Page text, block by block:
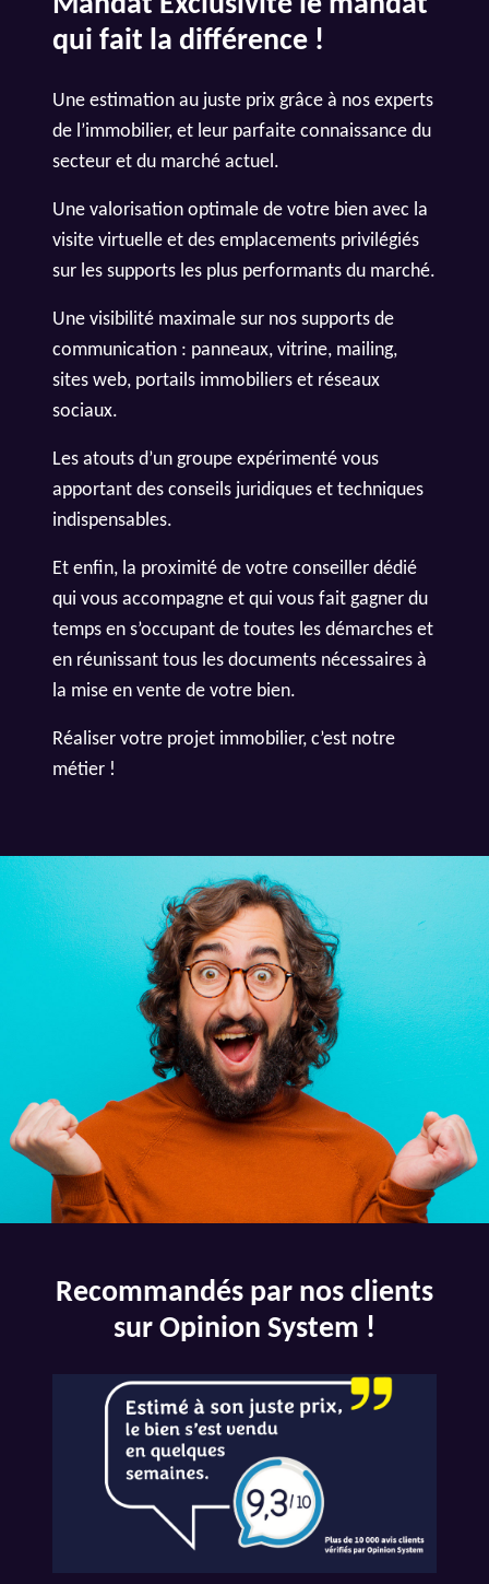
qui fait la différence !
Une estimation au juste prix grâce à nos experts
de l’immobilier, et leur parfaite connaissance du
secteur et du marché actuel.
Une valorisation optimale de votre bien avec la
visite virtuelle et des emplacements privilégiés
sur les supports les plus performants du marché.
Une visibilité maximale sur nos supports de
communication : panneaux, vitrine, mailing,
sites web, portails immobiliers et réseaux
sociaux.
Les atouts d’un groupe expérimenté vous
apportant des conseils juridiques et techniques
indispensables.
Et enfin, la proximité de votre conseiller dédié
qui vous accompagne et qui vous fait gagner du
temps en s’occupant de toutes les démarches et
en réunissant tous les documents nécessaires à
la mise en vente de votre bien.
Réaliser votre projet immobilier, c’est notre
métier !
Recommandés par nos clients
sur Opinion System !